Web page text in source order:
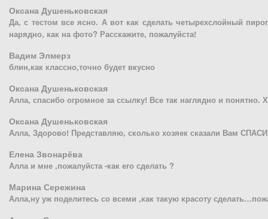
Оксана Душеньковская
Да, с тестом все ясно. А вот как сделать четырехслойный
нарядно, как на фото? Расскажите, пожалуйста!
Вадим Элмерз
блин,как классно,точно будет вкусно
Оксана Душеньковская
Алла, спасибо огромное за ссылку! Все так наглядно и понятно.
Оксана Душеньковская
Алла, Здорово! Представляю, сколько хозяек сказали Вам
Елена Звонарёва
Алла и мне ,пожалуйста -как его сделать ?
Марина Сережина
Алла,ну уж поделитесь со всеми ,как такую красоту